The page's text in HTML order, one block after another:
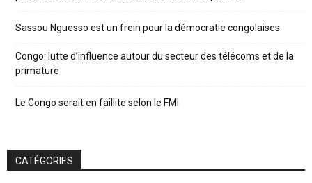
Sassou Nguesso est un frein pour la démocratie congolaises
Congo: lutte d’influence autour du secteur des télécoms et de la
primature
Le Congo serait en faillite selon le FMI
CATÉGORIES